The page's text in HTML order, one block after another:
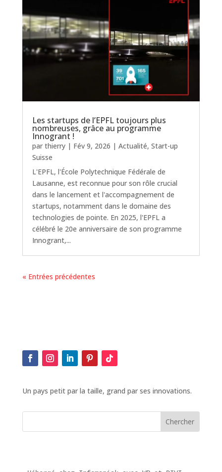
Les startups de l’EPFL toujours plus
nombreuses, grâce au programme
Innogrant !
par thierry| Fév 9, 2026 | Actualité, Start-up
Suisse
L'EPFL, l'École Polytechnique Fédérale de
Lausanne, est reconnue pour son rôle crucial
dans le lancement et l'accompagnement de
startups, notamment dans le domaine des
technologies de pointe. En 2025, l'EPFL a
célébré le 20e anniversaire de son programme
Innogrant,...
« Entrées précédentes
Un pays petit par la taille, grand par ses innovations.